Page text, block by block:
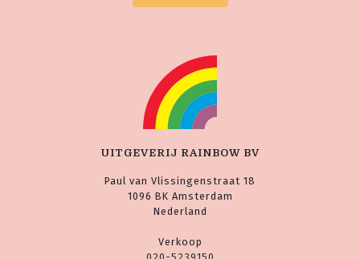
UITGEVERIJ RAINBOW BV
Paul van Vlissingenstraat 18
1096 BK Amsterdam
Nederland
Verkoop